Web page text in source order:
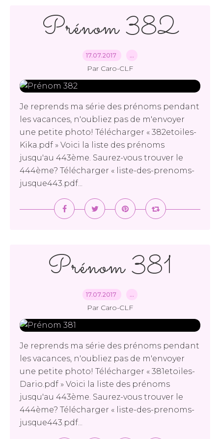
Prénom 382
17.07.2017 …
Par Caro-CLF
Je reprends ma série des prénoms pendant
les vacances, n'oubliez pas de m'envoyer
une petite photo! Télécharger « 382etoiles-
Kika.pdf » Voici la liste des prénoms
jusqu'au 443ème. Saurez-vous trouver le
444ème? Télécharger « liste-des-prenoms-
jusque443.pdf...
Prénom 381
17.07.2017 …
Par Caro-CLF
Je reprends ma série des prénoms pendant
les vacances, n'oubliez pas de m'envoyer
une petite photo! Télécharger « 381etoiles-
Dario.pdf » Voici la liste des prénoms
jusqu'au 443ème. Saurez-vous trouver le
444ème? Télécharger « liste-des-prenoms-
jusque443.pdf...